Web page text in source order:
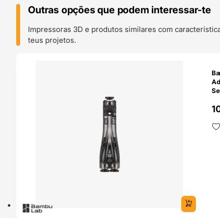
Outras opções que podem interessar-te
Impressoras 3D e produtos similares com
teus projetos.